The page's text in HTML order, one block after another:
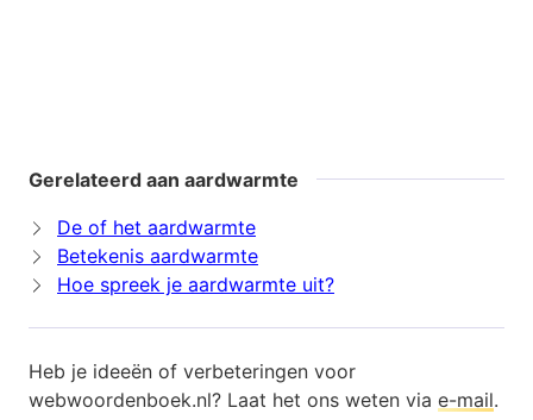
Gerelateerd aan aardwarmte
De of het aardwarmte
Betekenis aardwarmte
Hoe spreek je aardwarmte uit?
Heb je ideeën of verbeteringen voor
webwoordenboek.nl? Laat het ons weten via e-mail.